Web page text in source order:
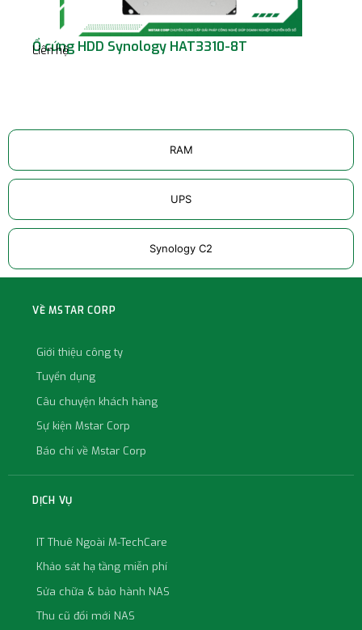
RAM
UPS
Synology C2
Ổ cứng HDD Synology HAT3310-8T
Liên hệ
VỀ MSTAR CORP
Giới thiệu công ty
Tuyển dụng
Câu chuyện khách hàng
Sự kiện Mstar Corp
Báo chí về Mstar Corp
DỊCH VỤ
IT Thuê Ngoài M-TechCare
Khảo sát hạ tầng miễn phí
Sửa chữa & bảo hành NAS
Thu cũ đổi mới NAS